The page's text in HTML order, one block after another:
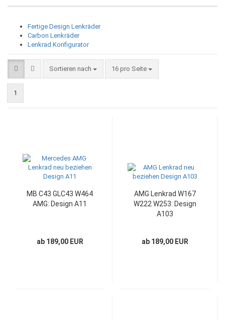
Fertige Design Lenkräder
Carbon Lenkräder
Lenkrad Konfigurator
Sortieren nach
Sortieren nach 16 pro Seite
pro Seite
1
MB C43 GLC43 W464
AMG: Design A11
ab 189,00 EUR
AMG Lenkrad W167
W222 W253: Design
A103
ab 189,00 EUR